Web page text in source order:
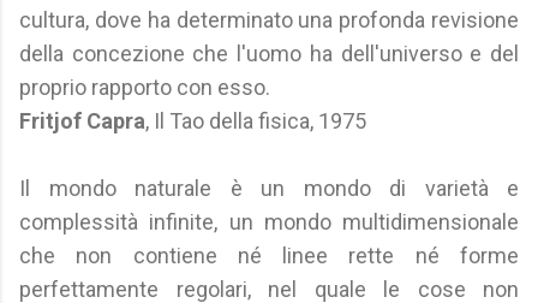
cultura, dove ha determinato una profonda revisione
della concezione che l'uomo ha dell'universo e del
proprio rapporto con esso.
Fritjof Capra, Il Tao della fisica, 1975
Il mondo naturale è un mondo di varietà e
complessità infinite, un mondo multidimensionale
che non contiene né linee rette né forme
perfettamente regolari, nel quale le cose non